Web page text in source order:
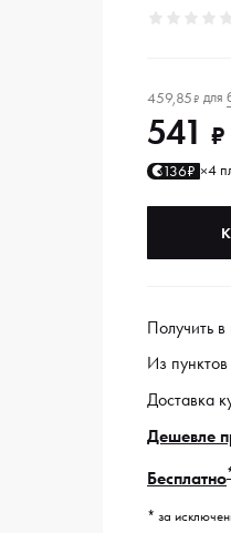
459,85₽ для
541 ₽
136₽ ×4
Получить в
Из пунктов
Доставка
Дешевле
Бесплатно
* за